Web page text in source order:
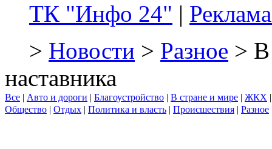
ТК "Инфо 24" |
> Новости > Разное > В
наставника
Все | Авто и дороги | Благоустройство | В стране и мире | ЖКХ
Общество | Отдых | Политика и власть | Происшествия | Разное